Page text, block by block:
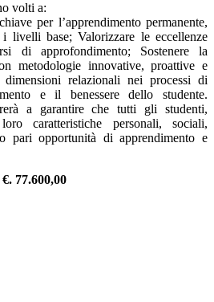
volti a:
per l’apprendimento permanente,
livelli base; Valorizzare le eccellenze
di approfondimento; Sostenere la
metodologie innovative, proattive e
relazionali nei processi di
e il benessere dello studente.
a garantire che tutti gli studenti,
caratteristiche personali, sociali,
pari opportunità di apprendimento e
€. 77.600,00